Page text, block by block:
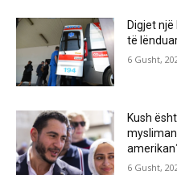
Digjet një
të
6 Gusht,
Kush
6 Gusht,